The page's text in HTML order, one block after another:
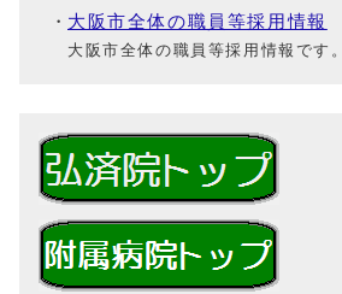
大阪市全体の職員等採用情報
大阪市全体の職員等採用情報です。